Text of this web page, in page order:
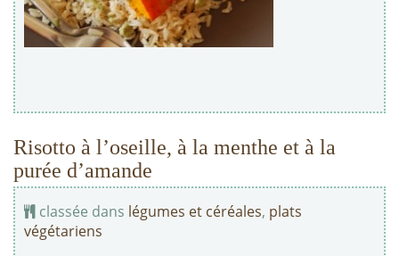
Risotto à l’oseille, à la menthe et à la
purée d’amande
classée dans légumes et céréales, plats
végétariens